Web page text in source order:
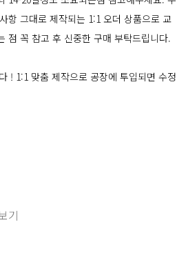
항 그대로 제작되는 1:1 오더 상품으로 교
점 꼭 참고 후 신중한 구매 부탁드립니다.
! 1:1 맞춤 제작으로 공장에 투입되면 수정
기